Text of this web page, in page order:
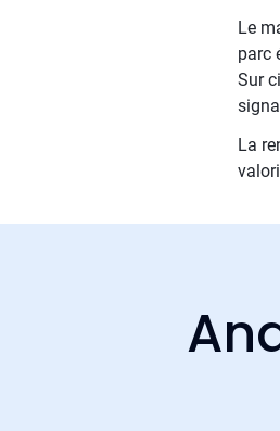
Le
parc
Sur
La